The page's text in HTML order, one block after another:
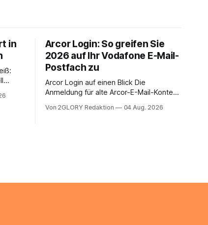
in
Arcor Login: So greifen Sie
2026 auf Ihr Vodafone E-Mail-
Postfach zu
Arcor Login auf einen Blick Die
Anmeldung für alte Arcor-E-Mail-Konten
noch eine e mail adresse mit der Endung
Von 2GLORY Redaktion 04 Aug. 2026